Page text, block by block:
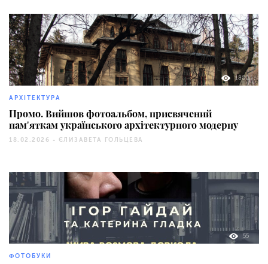
1800
АРХІТЕКТУРА
Промо. Вийшов фотоальбом, присвячений
памʼяткам українського архітектурного модерну
18.02.2026 - ЄЛИЗАВЕТА ГОЛЬЦЕВА
55
ФОТОБУКИ